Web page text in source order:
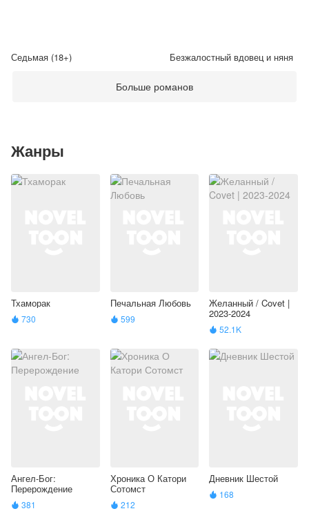
Седьмая (18+) Безжалостный вдовец и няня
Больше романов
Жанры
Тхаморак
 730
Печальная Любовь
 599
Желанный / Covet |
2023-2024
 52.1K
Ангел-Бог:
Перерождение
 381
Хроника О Катори
Сотомст
 212
Дневник Шестой
 168